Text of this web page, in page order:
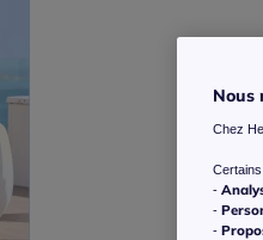
Nous
Chez
-
-
-